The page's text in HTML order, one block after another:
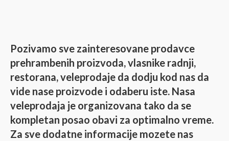
Pozivamo sve zainteresovane prodavce
prehrambenih proizvoda, vlasnike radnji,
restorana, veleprodaje da dodju kod nas da
vide nase proizvode i odaberu iste. Nasa
veleprodaja je organizovana tako da se
kompletan posao obavi za optimalno vreme.
Za sve dodatne informacije mozete nas